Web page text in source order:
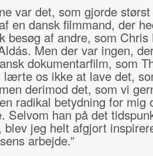
var det, som gjorde
en dansk filmmand, der
besøg af andre, som Chris
Men der var ingen,
dokumentarfilm, som
lærte os ikke at lave det,
derimod det, som vi
radikal betydning for mig
Selvom han på det
blev jeg helt afgjort
arbejde.”